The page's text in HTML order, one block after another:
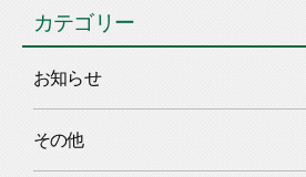
カテゴリー
お知らせ
その他